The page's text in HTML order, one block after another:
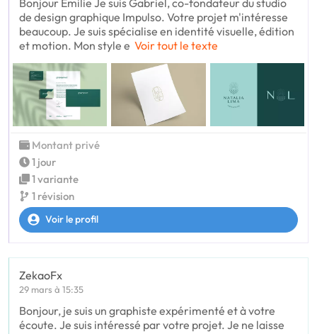
Bonjour Emilie Je suis Gabriel, co-fondateur du studio
de design graphique Impulso. Votre projet m'intéresse
beaucoup. Je suis spécialise en identité visuelle, édition
et motion. Mon style e Voir tout le texte
Montant privé
1 jour
1 variante
1 révision
Voir le profil
ZekaoFx
29 mars à 15:35
Bonjour, je suis un graphiste expérimenté et à votre
écoute. Je suis intéressé par votre projet. Je ne laisse